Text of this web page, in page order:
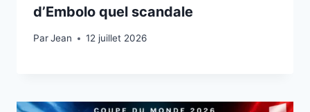
d’Embolo quel scandale
ParJean
12 juillet 202612 juillet 2026